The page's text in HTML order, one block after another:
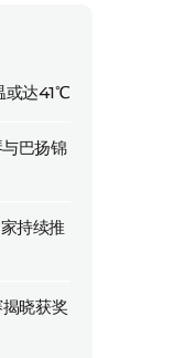
或达41℃
巴扬锦
持续推
晓获奖